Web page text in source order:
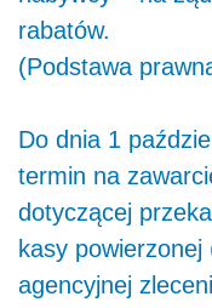
rabatów.
(Podstawa
Do dnia 1
termin na
dotyczącej
kasy
agencyjnej